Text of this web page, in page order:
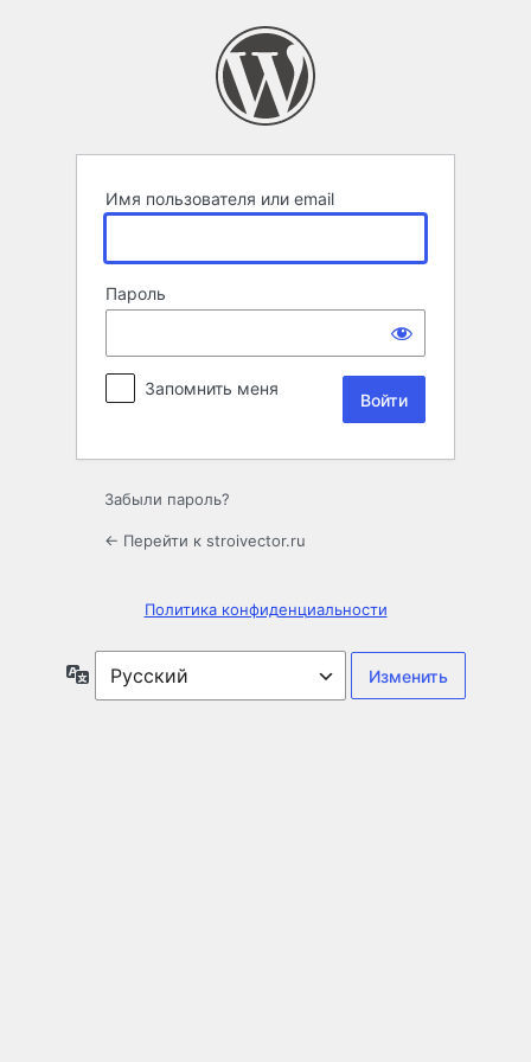
Имя пользователя или email
Пароль
Запомнить меня
Забыли пароль?
← Перейти к stroivector.ru
Политика конфиденциальности
Язык